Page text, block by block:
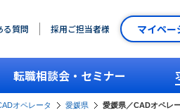
る質問 採用ご担当者様 マイペー
転職相談会・セミナー
オペレータ 愛媛県 愛媛県／CADオペレ